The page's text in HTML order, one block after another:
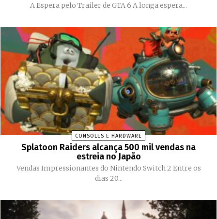
A Espera pelo Trailer de GTA 6 A longa espera...
CONSOLES E HARDWARE
Splatoon Raiders alcança 500 mil vendas na
estreia no Japão
Vendas Impressionantes do Nintendo Switch 2 Entre os
dias 20...